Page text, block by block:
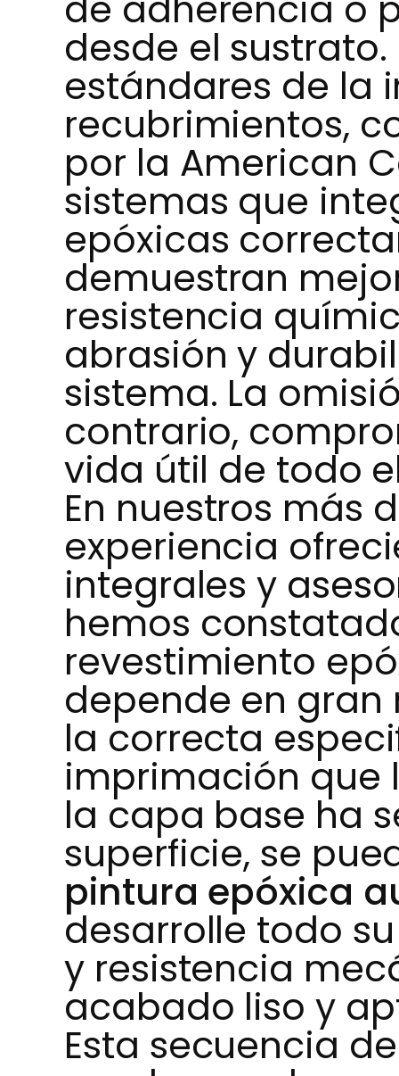
desde el
estándares de la
recubrimientos,
por la American
sistemas que
epóxicas
demuestran
resistencia
abrasión y
sistema. La
contrario,
vida útil de todo
En nuestros más
experiencia
integrales y
hemos
revestimiento
depende en
la correcta
imprimación que
la capa base ha
superficie, se
pintura epóxica
desarrolle todo
y resistencia
acabado liso y
Esta secuencia